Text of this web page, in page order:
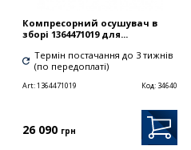
Компресорний осушувач в
зборі 1364471019 для...
Термін постачання до 3 тижнів
(по передоплаті)
Art:1364471019 Код: 34640
26 090 грн